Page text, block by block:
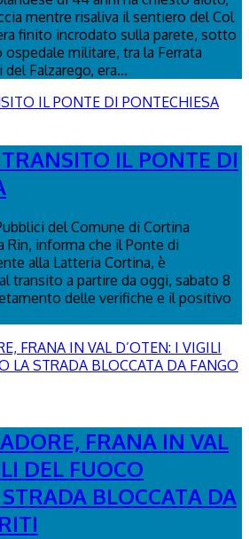
mentre risaliva il sentiero del Col
finito incrodato sulla parete, sotto
militare, tra la Ferrata
Falzarego, era...
IL PONTE DI
del Comune di Cortina
Rin, informa che il Ponte di
alla Latteria Cortina, è
transito a partire da oggi, sabato 8
delle verifiche e il positivo
FRANA IN VAL
DEL FUOCO
BLOCCATA DA